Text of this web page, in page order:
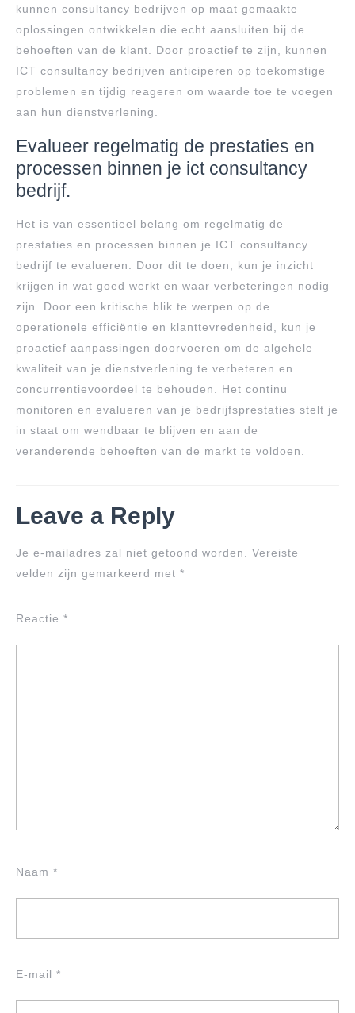
kunnen consultancy bedrijven op maat gemaakte
oplossingen ontwikkelen die echt aansluiten bij de
behoeften van de klant. Door proactief te zijn, kunnen
ICT consultancy bedrijven anticiperen op toekomstige
problemen en tijdig reageren om waarde toe te voegen
aan hun dienstverlening.
Evalueer regelmatig de prestaties en
processen binnen je ict consultancy
bedrijf.
Het is van essentieel belang om regelmatig de
prestaties en processen binnen je ICT consultancy
bedrijf te evalueren. Door dit te doen, kun je inzicht
krijgen in wat goed werkt en waar verbeteringen nodig
zijn. Door een kritische blik te werpen op de
operationele efficiëntie en klanttevredenheid, kun je
proactief aanpassingen doorvoeren om de algehele
kwaliteit van je dienstverlening te verbeteren en
concurrentievoordeel te behouden. Het continu
monitoren en evalueren van je bedrijfsprestaties stelt je
in staat om wendbaar te blijven en aan de
veranderende behoeften van de markt te voldoen.
Leave a Reply
Je e-mailadres zal niet getoond worden.
Vereiste
velden zijn gemarkeerd met *
Reactie *
Naam *
E-mail *